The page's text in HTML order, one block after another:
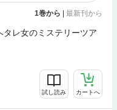
1巻から | 最新刊から
レ女のミステリーツア
試し読み カートへ